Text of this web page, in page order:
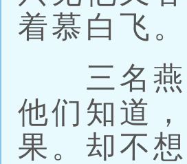
着慕白飞。
三名燕
他们知道
果。却不